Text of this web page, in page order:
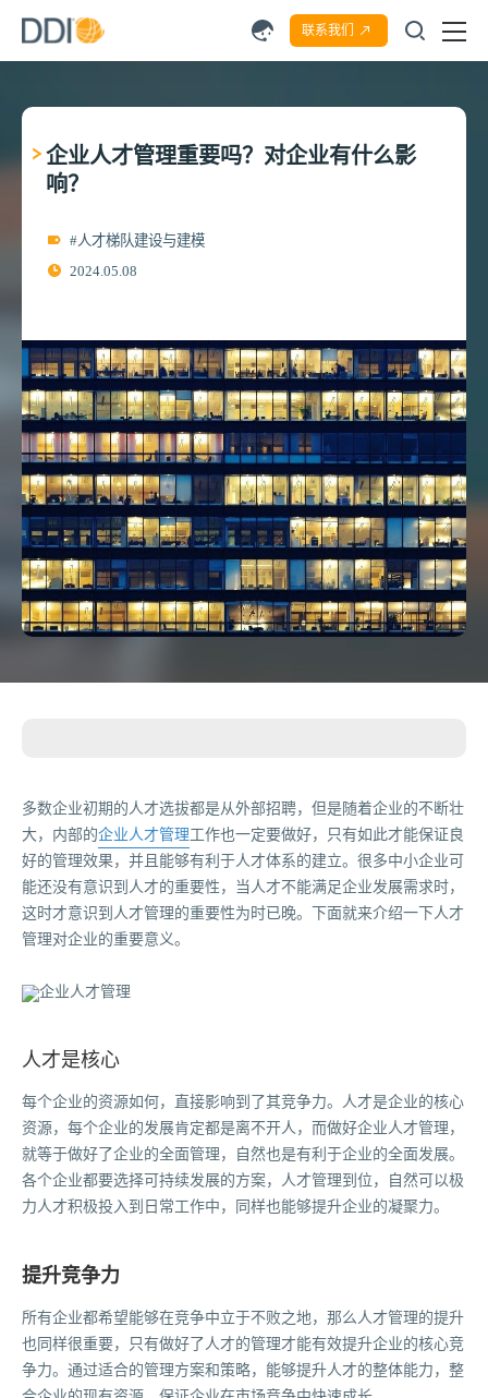
联系我们
企业人才管理重要吗？对企业有什么影
响？
#人才梯队建设与建模
2024.05.08
多数企业初期的人才选拔都是从外部招聘，但是随着企业的不断壮
大，内部的企业人才管理工作也一定要做好，只有如此才能保证良
好的管理效果，并且能够有利于人才体系的建立。很多中小企业可
能还没有意识到人才的重要性，当人才不能满足企业发展需求时，
这时才意识到人才管理的重要性为时已晚。下面就来介绍一下人才
管理对企业的重要意义。
人才是核心
每个企业的资源如何，直接影响到了其竞争力。人才是企业的核心
资源，每个企业的发展肯定都是离不开人，而做好企业人才管理，
就等于做好了企业的全面管理，自然也是有利于企业的全面发展。
各个企业都要选择可持续发展的方案，人才管理到位，自然可以极
力人才积极投入到日常工作中，同样也能够提升企业的凝聚力。
提升竞争力
所有企业都希望能够在竞争中立于不败之地，那么人才管理的提升
也同样很重要，只有做好了人才的管理才能有效提升企业的核心竞
争力。通过适合的管理方案和策略，能够提升人才的整体能力，整